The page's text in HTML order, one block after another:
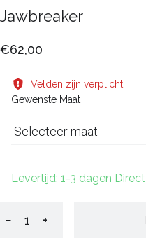
Jawbreaker
€62,00
Velden zijn verplicht.
Gewenste Maat
Selecteer maat
Levertijd: 1-3 dagen Direct
− +